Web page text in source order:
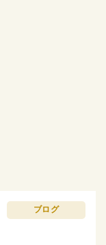
ブログ